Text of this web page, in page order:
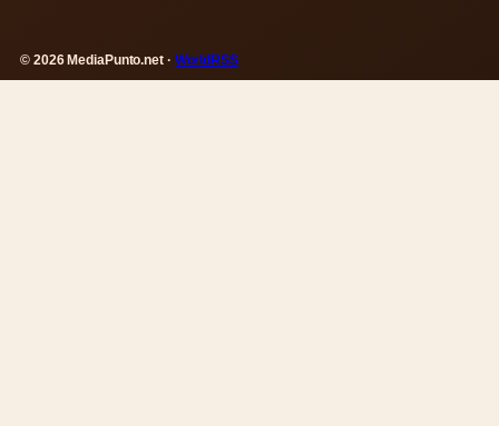
© 2026 MediaPunto.net · WorldRSS